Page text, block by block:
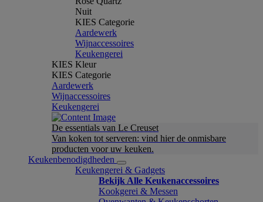
Nuit
KIES Categorie
Aardewerk
Wijnaccessoires
Keukengerei
KIES Kleur
KIES Categorie
Aardewerk
Wijnaccessoires
Keukengerei
De essentials van Le Creuset
Van koken tot serveren: vind hier de onmisbare
producten voor uw keuken.
Keukenbenodigdheden
Keukengerei & Gadgets
Bekijk Alle Keukenaccessoires
Kookgerei & Messen